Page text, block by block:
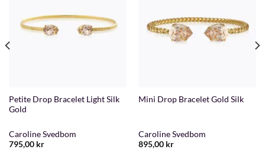
Petite Drop Bracelet Light Silk
Gold
Caroline Svedbom
795,00 kr
Mini Drop Bracelet Gold Silk
Caroline Svedbom
895,00 kr